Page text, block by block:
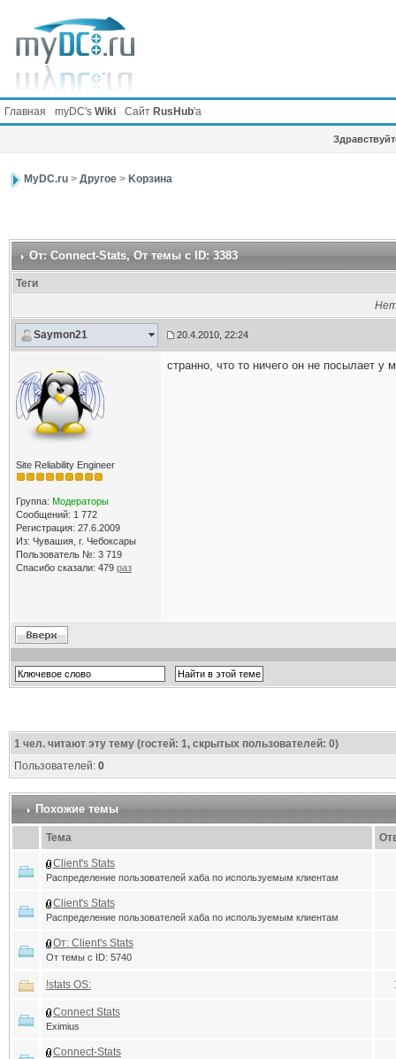
Главная myDC's Wiki Сайт RusHub'а
MyDC.ru> Другое> Kорзина
От: Connect-Stats, От темы с ID: 3383
Теги
Saymon21 20.4.2010, 22:24
Site Reliability Engineer
Группа: Модераторы
Сообщений: 1 772
Регистрация: 27.6.2009
Из: Чувашия, г. Чебоксары
Пользователь №: 3 719
Спасибо сказали: 479 раз
странно, что то ничего он не посылает у
1чел. читают эту тему (гостей: 1, скрытых пользователей: 0)
Пользователей: 0
Похожие темы
Тема
Client's Stats
Распределение пользователей хаба по используемым клиентам
Client's Stats
Распределение пользователей хаба по используемым клиентам
От: Client's Stats
От темы с ID: 5740
!stats OS:
Connect Stats
Eximius
Connect-Stats